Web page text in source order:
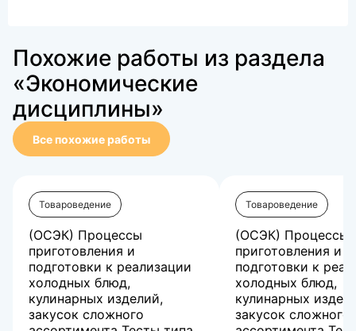
Похожие работы из раздела
«Экономические
дисциплины»
Все похожие работы
Товароведение
(ОСЭК) Процессы
приготовления и
подготовки к реализации
холодных блюд,
кулинарных изделий,
закусок сложного
Товароведение
(ОСЭК) Процессы
приготовления и
подготовки к
холодных блюд,
кулинарных
закусок сложного